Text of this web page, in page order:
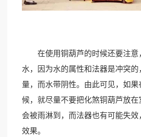
在使用铜葫芦的时候还要注意
水，因为水的属性和法器是冲突
量，而水带阴性。由此可见，如
候，就尽量不要把化煞铜葫芦放
会被雨淋到，而法器也有可能失
效果。